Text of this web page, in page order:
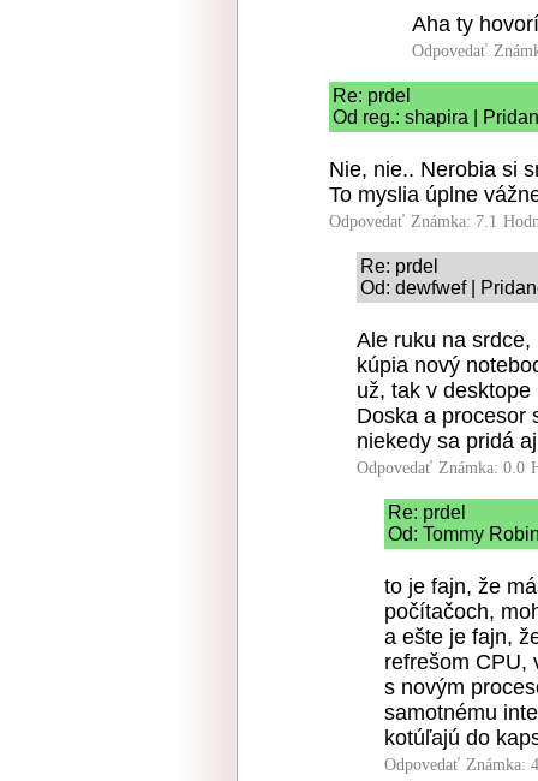
Aha ty
Odpovedať
Re: prdel
Od reg.: shapira |
Nie, nie.. Nerobia si
To myslia úplne
Odpovedať Známka: 7.1
Re: prdel
Od: dewfwef |
Ale ruku na
kúpia nový
už, tak v
Doska a procesor
niekedy sa pridá
Odpovedať Známka: 0.0
Re: prdel
Od: Tommy
to je fajn, že
počítačoch,
a ešte je fajn,
refrešom CPU,
s novým
samotnému
kotúľajú do
Odpovedať Známka: